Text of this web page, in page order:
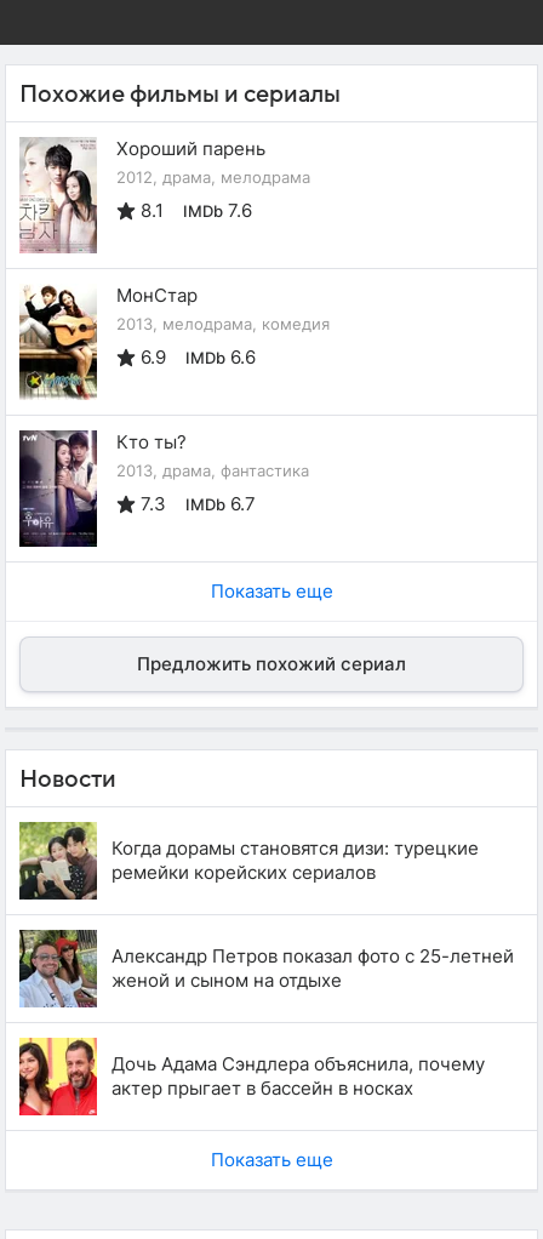
Похожие фильмы и сериалы
Хороший парень
2012, драма, мелодрама
8.1 IMDb 7.6
МонСтар
2013, мелодрама, комедия
6.9 IMDb 6.6
Кто ты?
2013, драма, фантастика
7.3 IMDb 6.7
Показать еще
Предложить похожий сериал
Новости
Когда дорамы становятся дизи: турецкие
ремейки корейских сериалов
Александр Петров показал фото с 25-летней
женой и сыном на отдыхе
Дочь Адама Сэндлера объяснила, почему
актер прыгает в бассейн в носках
Показать еще